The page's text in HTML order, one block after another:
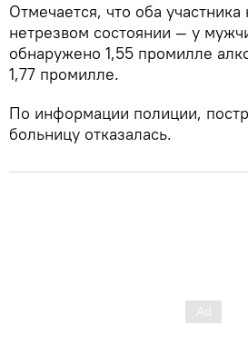
Отмечается, что оба
нетрезвом состоянии — у
обнаружено 1,55 промилле
1,77 промилле.
По информации полиции,
больницу отказалась.